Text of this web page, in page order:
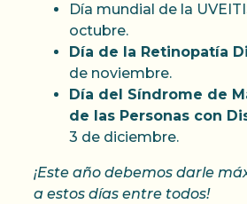
Día mundial de la
octubre.
Día de la Retinopatía
de noviembre.
Día del Síndrome de
de las Personas con
3 de diciembre.
¡Este año debemos darle
a estos días entre todos!